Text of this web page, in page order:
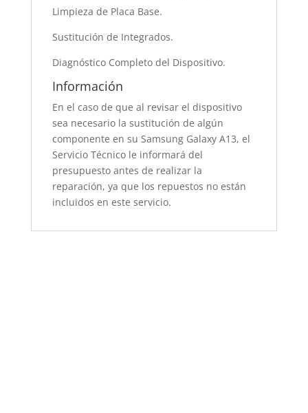
Limpieza de Placa Base.
Sustitución de Integrados.
Diagnóstico Completo del Dispositivo.
Información
En el caso de que al revisar el dispositivo
sea necesario la sustitución de algún
componente en su Samsung Galaxy A13, el
Servicio Técnico le informará del
presupuesto antes de realizar la
reparación, ya que los repuestos no están
incluidos en este servicio.